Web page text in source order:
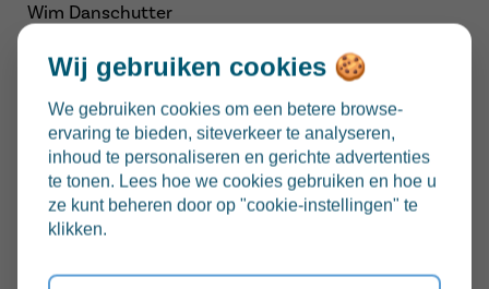
Wim Danschutter
Maaike Merens
Adres
Tweebruggenstraat 55
9000 Gent
09 225 46 44
Wij gebruiken cookies 🍪
We gebruiken cookies om een betere browse-
ervaring te bieden, siteverkeer te analyseren,
inhoud te personaliseren en gerichte advertenties
te tonen. Lees hoe we cookies gebruiken en hoe u
ze kunt beheren door op "cookie-instellingen" te
klikken.